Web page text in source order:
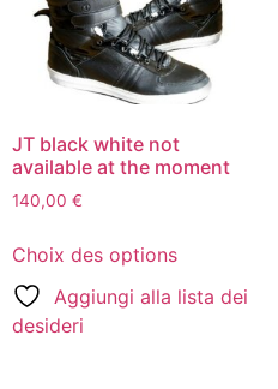
JT black white not
available at the moment
140,00 €
Choix des options
Aggiungi alla lista dei
desideri